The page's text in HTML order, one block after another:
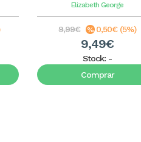
Elizabeth George
9,99€ 0,50€ (5%)
9,49€
Stock: -
Comprar